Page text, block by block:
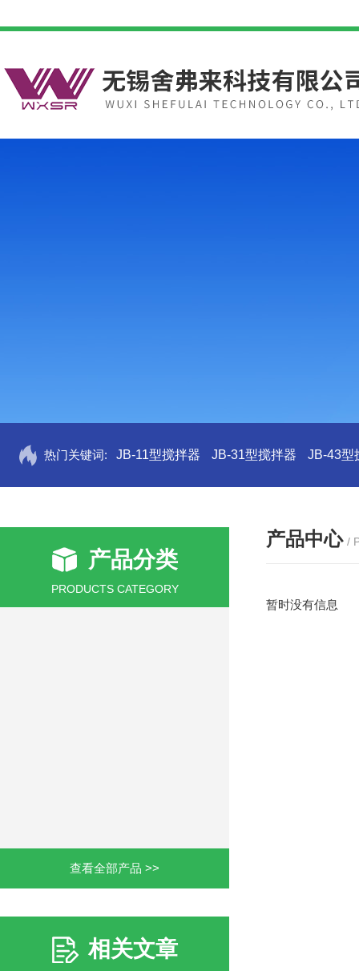
热门关键词: JB-11型搅拌器 JB-31型搅拌器 JB-43型
产品分类
PRODUCTS CATEGORY
查看全部产品 >>
相关文章
产品中心 /
暂时没有信息